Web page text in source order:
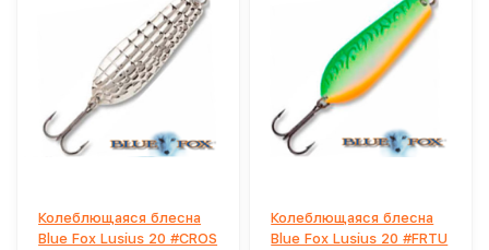
Колеблющаяся блесна
Blue Fox Lusius 20 #CROS
Колеблющаяся блесна
Blue Fox Lusius 20 #FRTU